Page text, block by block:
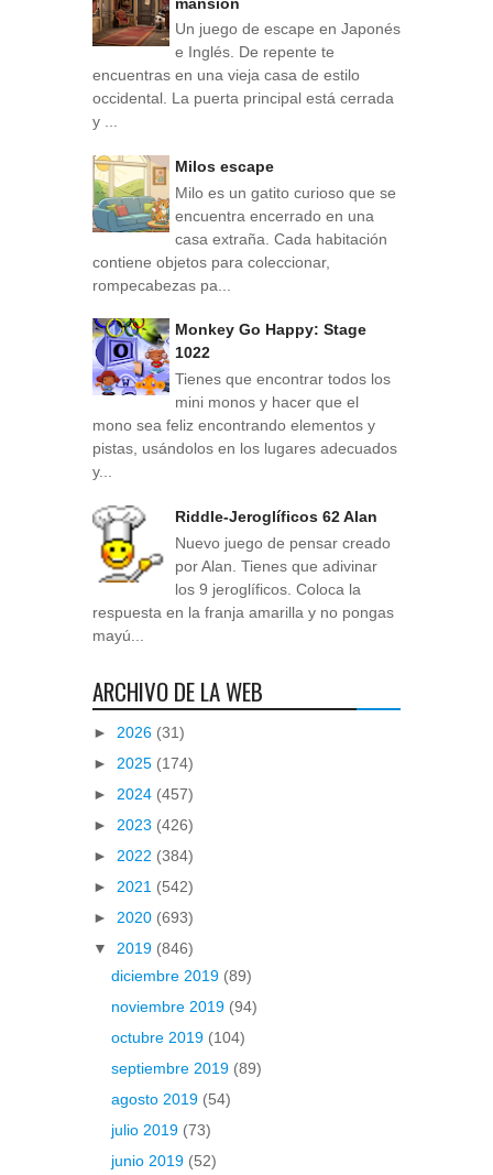
Un juego de escape en Japonés
e Inglés. De repente te
encuentras en una vieja casa de estilo
occidental. La puerta principal está cerrada
y ...
Milos escape
Milo es un gatito curioso que se
encuentra encerrado en una
casa extraña. Cada habitación
contiene objetos para coleccionar,
rompecabezas pa...
Monkey Go Happy: Stage
1022
Tienes que encontrar todos los
mini monos y hacer que el
mono sea feliz encontrando elementos y
pistas, usándolos en los lugares adecuados
y...
Riddle-Jeroglíficos 62 Alan
Nuevo juego de pensar creado
por Alan. Tienes que adivinar
los 9 jeroglíficos. Coloca la
respuesta en la franja amarilla y no pongas
mayú...
ARCHIVO DE LA WEB
► 2026 (31)
► 2025 (174)
► 2024 (457)
► 2023 (426)
► 2022 (384)
► 2021 (542)
► 2020 (693)
▼ 2019 (846)
diciembre 2019 (89)
noviembre 2019 (94)
octubre 2019 (104)
septiembre 2019 (89)
agosto 2019 (54)
julio 2019 (73)
junio 2019 (52)